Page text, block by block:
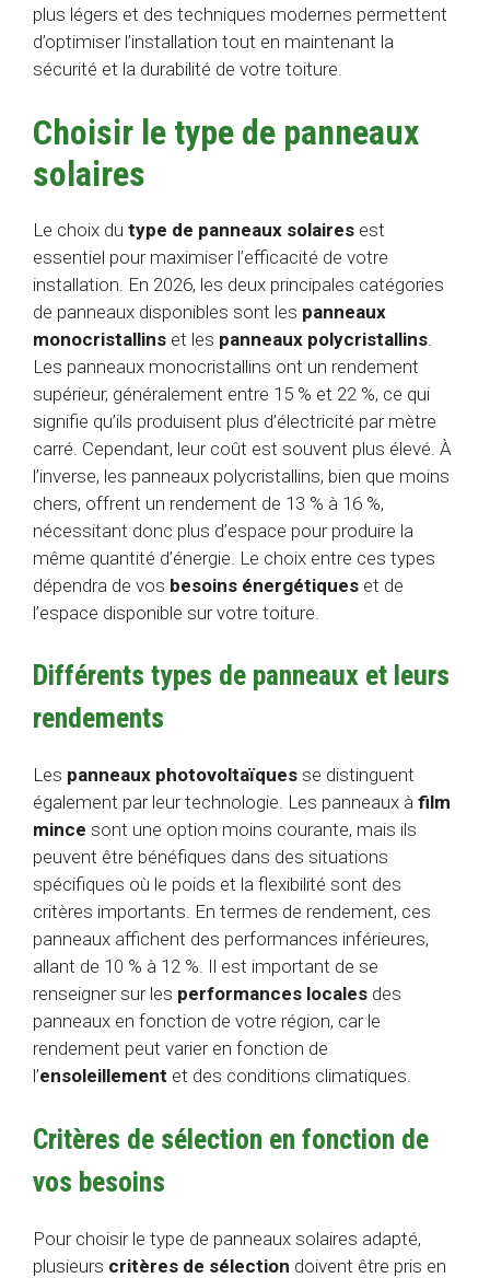
plus légers et des techniques modernes permettent
d’optimiser l’installation tout en maintenant la
sécurité et la durabilité de votre toiture.
Choisir le type de panneaux
solaires
Le choix du type de panneaux solaires est
essentiel pour maximiser l’efficacité de votre
installation. En 2026, les deux principales catégories
de panneaux disponibles sont les panneaux
monocristallins et les panneaux polycristallins
Les panneaux monocristallins ont un rendement
supérieur, généralement entre 15 % et 22 %, ce qui
signifie qu’ils produisent plus d’électricité par mètre
carré. Cependant, leur coût est souvent plus élevé. À
l’inverse, les panneaux polycristallins, bien que moins
chers, offrent un rendement de 13 % à 16 %,
nécessitant donc plus d’espace pour produire la
même quantité d’énergie. Le choix entre ces types
dépendra de vos besoins énergétiques et de
l’espace disponible sur votre toiture.
Différents types de panneaux et leurs
rendements
Les panneaux photovoltaïques se distinguent
également par leur technologie. Les panneaux à film
mince sont une option moins courante, mais ils
peuvent être bénéfiques dans des situations
spécifiques où le poids et la flexibilité sont des
critères importants. En termes de rendement, ces
panneaux affichent des performances inférieures,
allant de 10 % à 12 %. Il est important de se
renseigner sur les performances locales des
panneaux en fonction de votre région, car le
rendement peut varier en fonction de
l’ensoleillement et des conditions climatiques.
Critères de sélection en fonction de
vos besoins
Pour choisir le type de panneaux solaires adapté,
plusieurs critères de sélection doivent être pris en